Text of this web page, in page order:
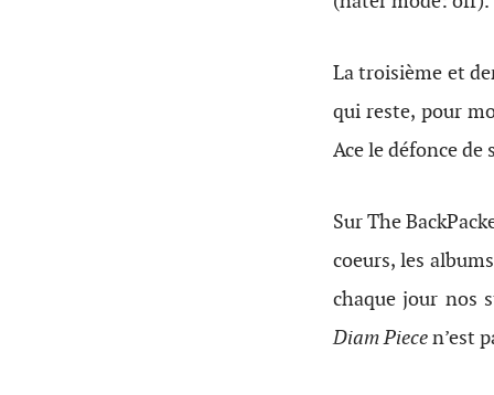
La troisième et
qui reste, pour
Ace le défonce de
Sur The
coeurs, les
chaque jour nos
Diam Piecen’est